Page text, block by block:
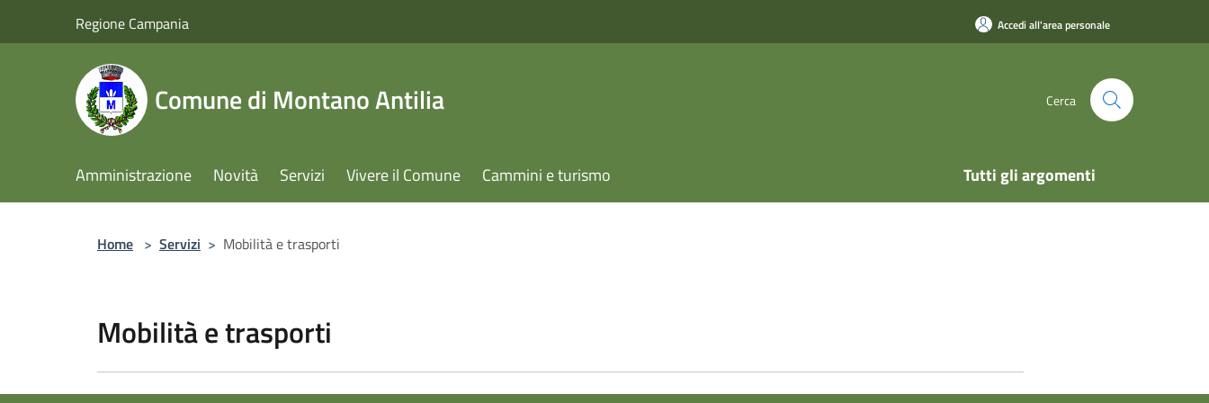
Regione Campania Accedi all'area personale
Comune di Montano Antilia Cerca
Amministrazione Novità Servizi Vivere il Comune Cammini e turismo Tutti gli argomenti
Home > Servizi > Mobilità e trasporti
Mobilità e trasporti